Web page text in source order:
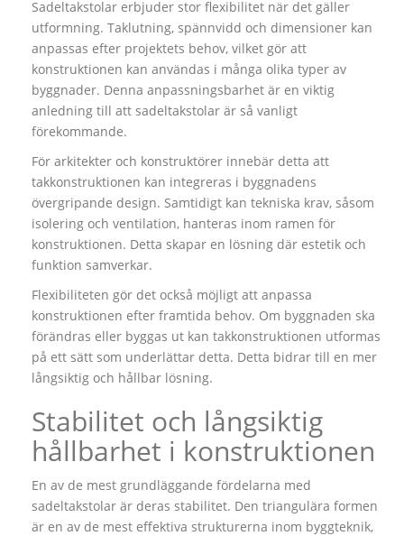
Sadeltakstolar erbjuder stor flexibilitet när det gäller
utformning. Taklutning, spännvidd och dimensioner kan
anpassas efter projektets behov, vilket gör att
konstruktionen kan användas i många olika typer av
byggnader. Denna anpassningsbarhet är en viktig
anledning till att sadeltakstolar är så vanligt
förekommande.
För arkitekter och konstruktörer innebär detta att
takkonstruktionen kan integreras i byggnadens
övergripande design. Samtidigt kan tekniska krav, såsom
isolering och ventilation, hanteras inom ramen för
konstruktionen. Detta skapar en lösning där estetik och
funktion samverkar.
Flexibiliteten gör det också möjligt att anpassa
konstruktionen efter framtida behov. Om byggnaden ska
förändras eller byggas ut kan takkonstruktionen utformas
på ett sätt som underlättar detta. Detta bidrar till en mer
långsiktig och hållbar lösning.
Stabilitet och långsiktig
hållbarhet i konstruktionen
En av de mest grundläggande fördelarna med
sadeltakstolar är deras stabilitet. Den triangulära formen
är en av de mest effektiva strukturerna inom byggteknik,